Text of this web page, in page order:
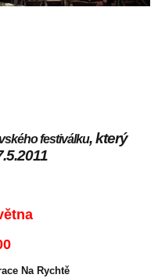
festiválku, který
Na Rychtě